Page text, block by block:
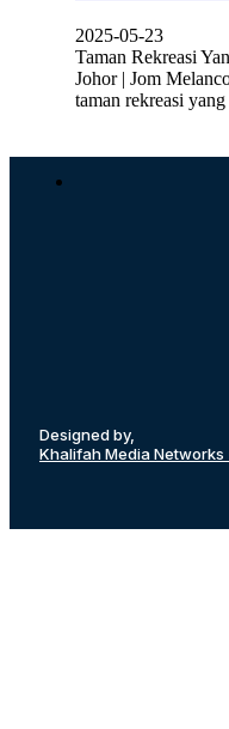
2025-05-23
Taman Rekreasi
Johor | Jom
taman rekreasi
Designed by,
Khalifah Media Networks